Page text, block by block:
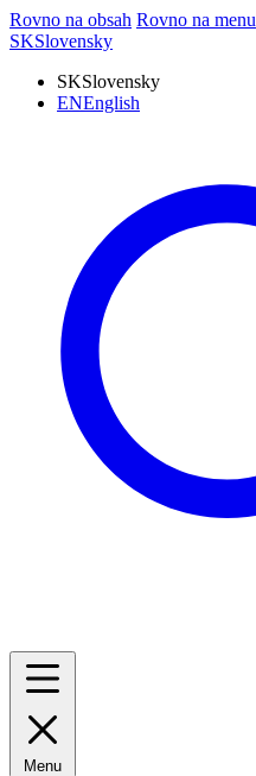
Rovno na obsah Rovno na menu
SKSlovensky
SKSlovensky
ENEnglish
Menu